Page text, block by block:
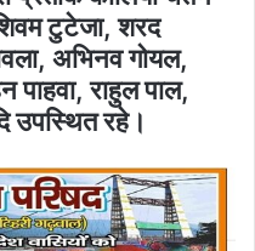
टुटेजा, शरद
अभिनव गोयल,
पाहवा, राहुल पाल,
उपस्थित रहे।